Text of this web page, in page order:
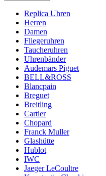
Replica Uhren
Herren
Damen
Fliegeruhren
Taucheruhren
Uhrenbänder
Audemars Piguet
BELL&ROSS
Blancpain
Breguet
Breitling
Cartier
Chopard
Franck Muller
Glashütte
Hublot
IWC
Jaeger LeCoultre